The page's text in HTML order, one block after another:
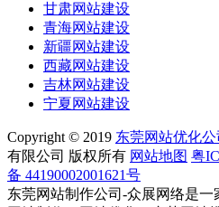
甘肃网站建设
青海网站建设
新疆网站建设
西藏网站建设
吉林网站建设
宁夏网站建设
Copyright © 2019 东莞网站优化公
有限公司 版权所有 网站地图 粤
备 44190002001621号
东莞网站制作公司-众展网络是一